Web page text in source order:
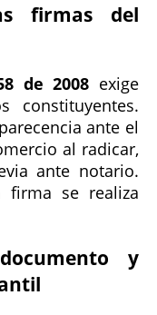
firmas del
de 2008 exige
constituyentes.
ante el
al radicar,
ante notario.
firma se realiza
y